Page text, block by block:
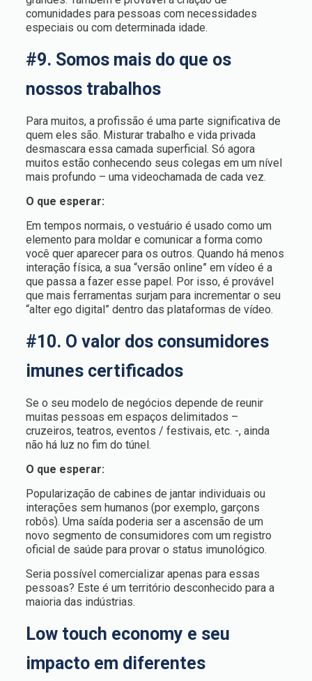
comunidades para pessoas com necessidades
especiais ou com determinada idade.
#9. Somos mais do que os
nossos trabalhos
Para muitos, a profissão é uma parte significativa de
quem eles são. Misturar trabalho e vida privada
desmascara essa camada superficial. Só agora
muitos estão conhecendo seus colegas em um nível
mais profundo – uma videochamada de cada vez.
O que esperar:
Em tempos normais, o vestuário é usado como um
elemento para moldar e comunicar a forma como
você quer aparecer para os outros. Quando há menos
interação física, a sua “versão online” em vídeo é a
que passa a fazer esse papel. Por isso, é provável
que mais ferramentas surjam para incrementar o seu
“alter ego digital” dentro das plataformas de vídeo.
#10. O valor dos consumidores
imunes certificados
Se o seu modelo de negócios depende de reunir
muitas pessoas em espaços delimitados –
cruzeiros, teatros, eventos / festivais, etc. -, ainda
não há luz no fim do túnel.
O que esperar:
Popularização de cabines de jantar individuais ou
interações sem humanos (por exemplo, garçons
robôs). Uma saída poderia ser a ascensão de um
novo segmento de consumidores com um registro
oficial de saúde para provar o status imunológico.
Seria possível comercializar apenas para essas
pessoas? Este é um território desconhecido para a
maioria das indústrias.
Low touch economy e seu
impacto em diferentes